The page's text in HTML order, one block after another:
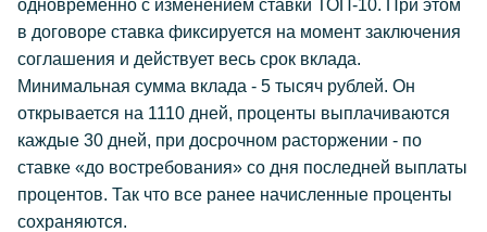
одновременно с изменением ставки ТОП-10. При этом
в договоре ставка фиксируется на момент заключения
соглашения и действует весь срок вклада.
Минимальная сумма вклада - 5 тысяч рублей. Он
открывается на 1110 дней, проценты выплачиваются
каждые 30 дней, при досрочном расторжении - по
ставке «до востребования» со дня последней выплаты
процентов. Так что все ранее начисленные проценты
сохраняются.